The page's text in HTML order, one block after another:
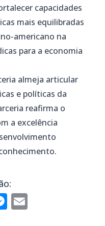
capacidades
mais equilibradas
americano na
para a economia
almeja articular
e políticas da
reafirma o
a excelência
Messenger